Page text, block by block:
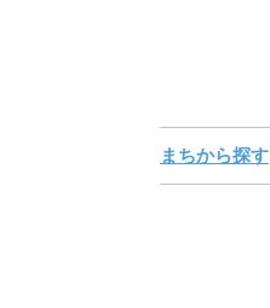
まちから探す